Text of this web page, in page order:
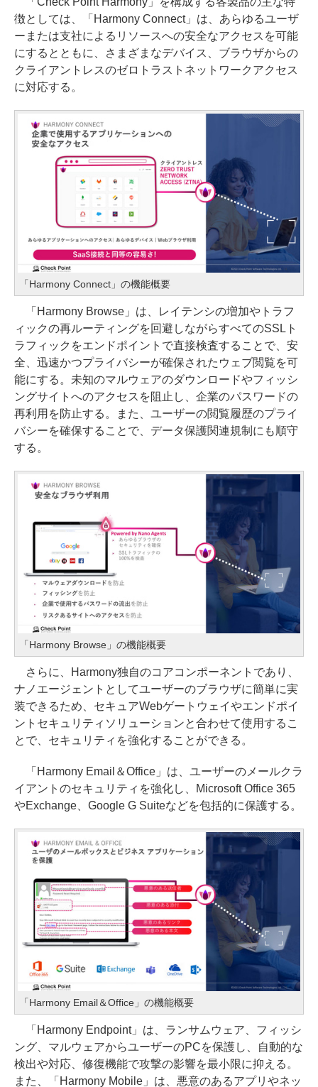
徴としては、「Harmony Connect」は、あらゆるユーザ
ーまたは支社によるリソースへの安全なアクセスを可能
にするとともに、さまざまなデバイス、ブラウザからの
クライアントレスのゼロトラストネットワークアクセス
に対応する。
「Harmony Connect」の機能概要
「Harmony Browse」は、レイテンシの増加やトラフ
ィックの再ルーティングを回避しながらすべてのSSLト
ラフィックをエンドポイントで直接検査することで、安
全、迅速かつプライバシーが確保されたウェブ閲覧を可
能にする。未知のマルウェアのダウンロードやフィッシ
ングサイトへのアクセスを阻止し、企業のパスワードの
再利用を防止する。また、ユーザーの閲覧履歴のプライ
バシーを確保することで、データ保護関連規制にも順守
する。
「Harmony Browse」の機能概要
さらに、Harmony独自のコアコンポーネントであり、
ナノエージェントとしてユーザーのブラウザに簡単に実
装できるため、セキュアWebゲートウェイやエンドポイ
ントセキュリティソリューションと合わせて使用するこ
とで、セキュリティを強化することができる。
「Harmony Email＆Office」は、ユーザーのメールクラ
イアントのセキュリティを強化し、Microsoft Office 365
やExchange、Google G Suiteなどを包括的に保護する。
「Harmony Email＆Office」の機能概要
「Harmony Endpoint」は、ランサムウェア、フィッシ
ング、マルウェアからユーザーのPCを保護し、自動的な
検出や対応、修復機能で攻撃の影響を最小限に抑える。
また、「Harmony Mobile」は、悪意のあるアプリやネッ